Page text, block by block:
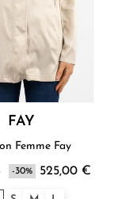
FAY
Femme Fay
-30% 525,00 €